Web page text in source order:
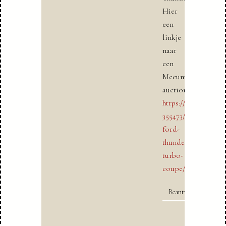
Hier
een
linkje
naar
een
Mecum
auction:
https://
355473/1984-
ford-
thunderbird-
turbo-
coupe/
Beantwoorden